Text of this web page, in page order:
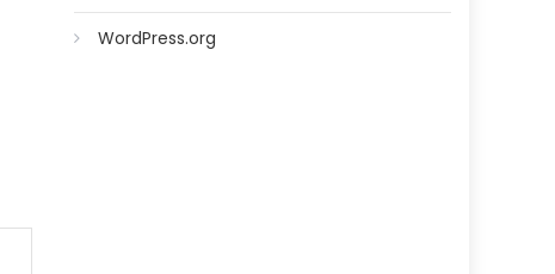
WordPress.org